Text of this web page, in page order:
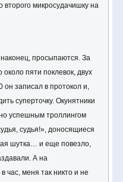
второго микросудачишку на
наконец, просыпаются. За
пяти поклевок, двух
он записал в протокол и,
суперточку. Окунятники
успешным троллингом
судья!», доносящиеся
шутка… и еще повезло,
А на
час, меня так никто и не